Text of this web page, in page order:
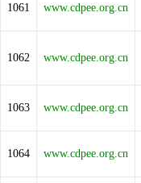
1061 www.cdpee.org.cn
1062 www.cdpee.org.cn
1063 www.cdpee.org.cn
1064 www.cdpee.org.cn